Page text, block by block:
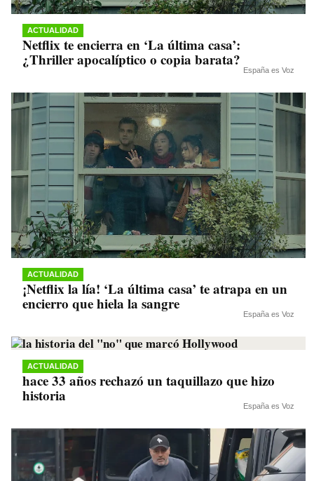
ACTUALIDAD
Netflix te encierra en ‘La última casa’:
¿Thriller apocalíptico o copia barata?
España es Voz
ACTUALIDAD
¡Netflix la lía! ‘La última casa’ te atrapa en un
encierro que hiela la sangre
España es Voz
ACTUALIDAD
hace 33 años rechazó un taquillazo que hizo
historia
España es Voz